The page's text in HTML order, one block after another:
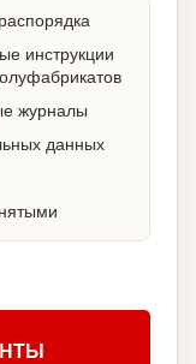
инструкции
журналы
данных